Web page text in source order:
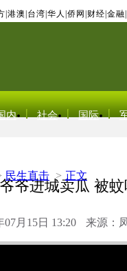
港澳 台湾 华人 侨网 财经 金融
内 社会 国际
民生直击 > 正文
爷进城卖瓜 被
月15日 13:20 来源：